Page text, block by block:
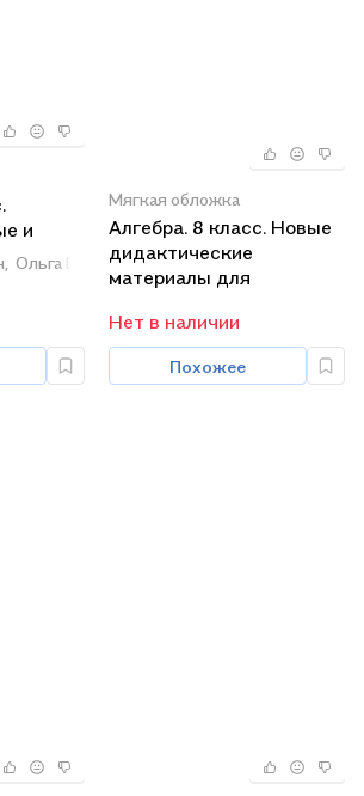
и
Ольга Баханова
Мягкая обложка
Алгебра. 8 класс. Новые
дидактические
материалы для
математики
Нет в наличии
Похожее